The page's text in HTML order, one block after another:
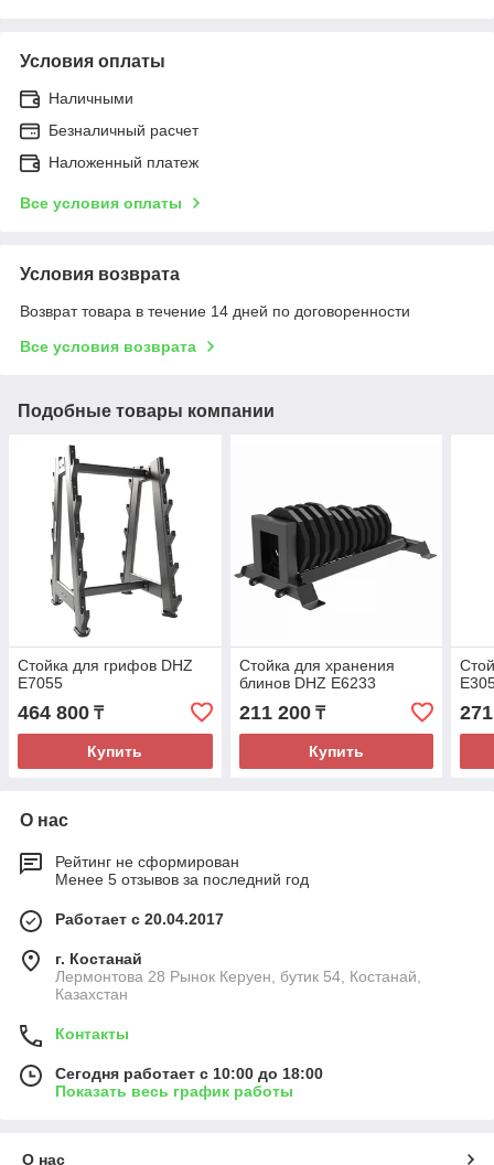
Условия оплаты
Наличными
Безналичный расчет
Наложенный платеж
Все условия оплаты
Условия возврата
Возврат товара в течение 14 дней по договоренности
Все условия возврата
Подобные товары компании
Стойка для грифов DHZ
E7055
464 800 ₸
Купить
Стойка для хранения
блинов DHZ E6233
211 200₸
Купить
О нас
Рейтинг не сформирован
Менее 5 отзывов за последний год
Работает с 20.04.2017
г. Костанай
Лермонтова 28 Рынок Керуен, бутик 54, Костанай,
Казахстан
Контакты
Сегодня работает с 10:00 до 18:00
Показать весь график работы
О нас